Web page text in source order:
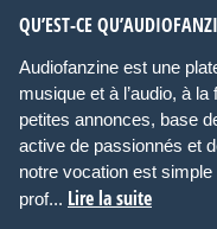
QU’EST-CE
Audiofanzine est une
musique et à l’audio, à
petites annonces, base
active de passionnés et
notre vocation est
prof... Lire la suite